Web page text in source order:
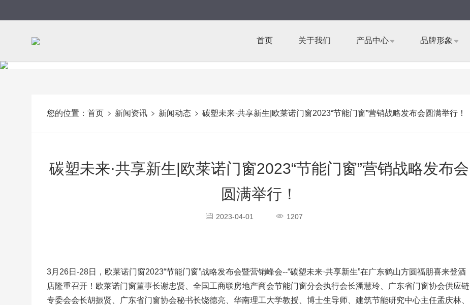
首页 关于我们 产品中心 品牌形象
您的位置： 首页 新闻资讯 新闻动态 碳塑未来·共享新生|欧莱诺门窗2023“节能门窗”营销战略发布会圆满举行！
碳塑未来·共享新生|欧莱诺门窗2023“节能门窗”营销战略发布会
圆满举行！
2023-04-01 1207
3月26日-28日，欧莱诺门窗2023“节能门窗”战略发布会暨营销峰会--“碳塑未来·共享新生”在广东鹤山方圆福朋喜来登酒
店隆重召开！欧莱诺门窗董事长谢忠贤、全国工商联房地产商会节能门窗分会执行会长潘慧玲、广东省门窗协会供应链
专委会会长胡振贤、广东省门窗协会秘书长饶德亮、华南理工大学教授、博士生导师、建筑节能研究中心主任孟庆林、